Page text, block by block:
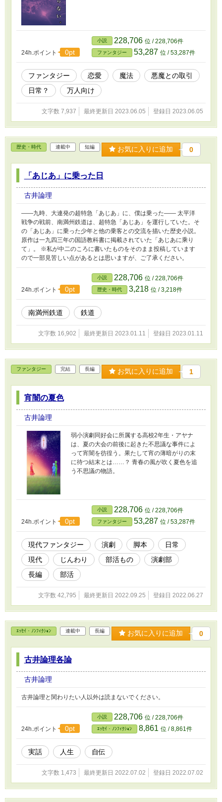
24h.ポイント 0pt
小説 228,706 位 / 228,706件
ファンタジー 53,287 位 / 53,287件
ファンタジー 恋愛 魔法
悪魔との取引
日常？
万人向け
文字数 7,937 最終更新日 2023.06.05 登録日 2023.06.05
歴史・時代 連載中 短編 お気に入りに追加 0
「あじあ」に乗った日
古井論理
――九時、大連発の超特急「あじあ」に、僕は乗った―― 太平洋
戦争の戦前、南満州鉄道は、超特急「あじあ」を運行していた。そ
の「あじあ」に乗った少年と他の乗客との交流を描いた歴史小説。
原作は一九四三年の国語教科書に掲載されていた「あじあに乘り
て」。 ※私が中二のころに書いたものをそのまま投稿しています
ので一部見苦しい点があるとは思いますが、ご了承ください。
24h.ポイント 0pt
小説 228,706 位 / 228,706件
歴史・時代 3,218 位 / 3,218件
南満州鉄道 鉄道
文字数 16,902 最終更新日 2023.01.11 登録日 2023.01.11
ファンタジー 完結 長編 お気に入りに追加 1
宵闇の夏色
古井論理
弱小演劇同好会に所属する高校2年生・アヤナ
は、夏の大会の前後に起きた不思議な事件によ
って宵闇を彷徨う。果たして宵の薄暗がりの末
に待つ結末とは……？ 青春の風が吹く夏色を追
う不思議の物語。
24h.ポイント 0pt
小説 228,706 位 / 228,706件
ファンタジー 53,287 位 / 53,287件
現代ファンタジー 演劇 脚本
日常
現代
じんわり 部活もの
演劇部
長編
部活
文字数 42,795 最終更新日 2022.09.25 登録日 2022.06.27
ｴｯｾｲ・ﾉﾝﾌｨｸｼｮﾝ 連載中 長編 お気に入りに追加 0
古井論理各論
古井論理
古井論理と関わりたい人以外は読まないでください。
24h.ポイント 0pt
小説 228,706 位 / 228,706件
ｴｯｾｲ・ﾉﾝﾌｨｸｼｮﾝ 8,861 位 / 8,861件
実話 人生 自伝
文字数 1,473 最終更新日 2022.07.02 登録日 2022.07.02